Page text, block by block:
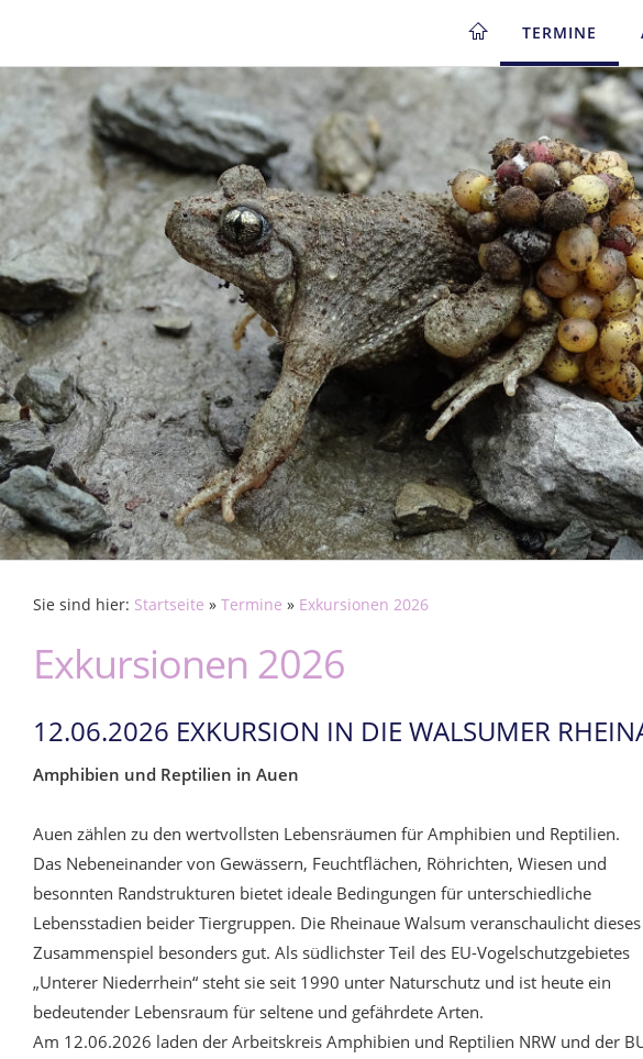
TERMINE
Sie sind hier: Startseite » Termine » Exkursionen 2026
Exkursionen 2026
12.06.2026 EXKURSION IN DIE WALSUMER
Amphibien und Reptilien in Auen
Auen zählen zu den wertvollsten Lebensräumen für Amphibien und Reptilien.
Das Nebeneinander von Gewässern, Feuchtflächen, Röhrichten, Wiesen und
besonnten Randstrukturen bietet ideale Bedingungen für unterschiedliche
Lebensstadien beider Tiergruppen. Die Rheinaue Walsum veranschaulicht dieses
Zusammenspiel besonders gut. Als südlichster Teil des EU-Vogelschutzgebietes
„Unterer Niederrhein“ steht sie seit 1990 unter Naturschutz und ist heute ein
bedeutender Lebensraum für seltene und gefährdete Arten.
Am 12.06.2026 laden der Arbeitskreis Amphibien und Reptilien NRW und der